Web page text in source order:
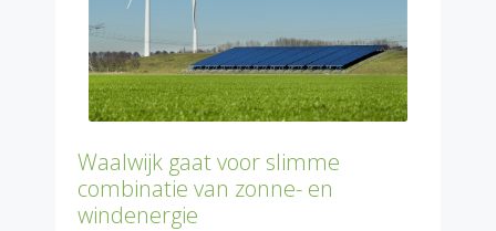
Waalwijk gaat voor slimme
combinatie van zonne- en
windenergie